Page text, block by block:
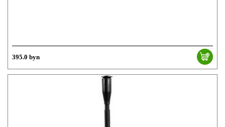
395.0 byn